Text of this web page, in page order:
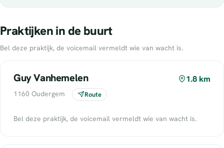
Praktijken in de buurt
Bel deze praktijk, de voicemail vermeldt wie van wacht is.
Guy Vanhemelen 1.8 km
1160 Oudergem Route
Bel deze praktijk, de voicemail vermeldt wie van wacht is.